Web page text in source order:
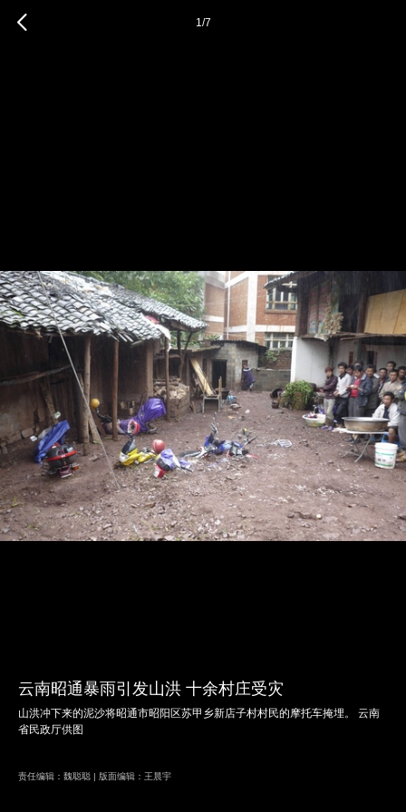
1/7
云南昭通暴雨引发山洪 十余村庄受灾
山洪冲下来的泥沙将昭通市昭阳区苏甲乡新店子村村民的摩托车掩埋。 云南
省民政厅供图
责任编辑：魏聪聪 | 版面编辑：王晨宇